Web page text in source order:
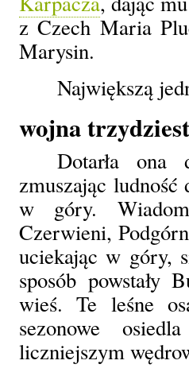
z Czech Maria
Marysin.
Największą
wojna
Dotarła ona
zmuszając
w góry.
Czerwieni,
uciekając w góry,
sposób powstały
wieś. Te leśne
sezonowe
liczniejszym